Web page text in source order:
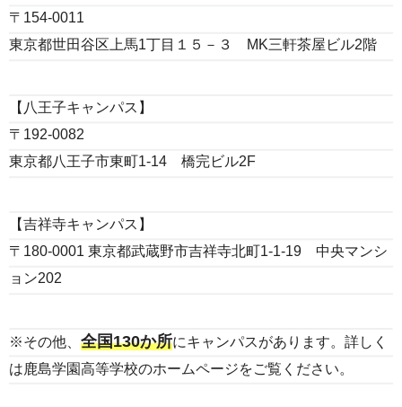
〒154-0011
東京都世田谷区上馬1丁目１５－３ MK三軒茶屋ビル2階
【八王子キャンパス】
〒192-0082
東京都八王子市東町1-14 橋完ビル2F
【吉祥寺キャンパス】
〒180-0001 東京都武蔵野市吉祥寺北町1-1-19 中央マンシ
ョン202
※その他、 全国130か所にキャンパスがあります。詳しく
は鹿島学園高等学校のホームページをご覧ください。